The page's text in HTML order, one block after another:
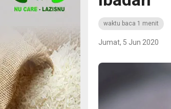
waktu baca 1 menit
Jumat, 5 Jun 2020